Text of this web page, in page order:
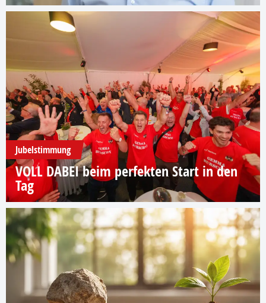
Jubelstimmung
VOLL DABEI beim perfekten Start in den
Tag